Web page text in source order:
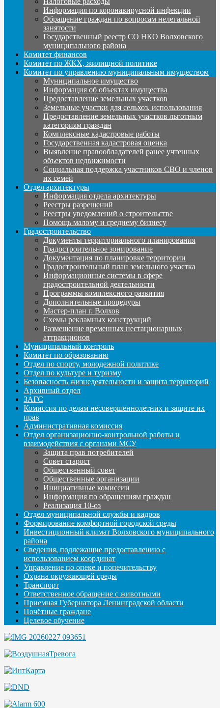
Информация по коронавирусной инфекции
Обращение граждан по вопросам нелегальной
занятости
Государственный реестр СО НКО Волховского
муниципального района
Комитет финансов
Комитет по ЖКХ, жилищной политике
Комитет по управлению муниципальным имуществом
Муниципальное имущество
Информация об объектах имущества
Предоставление земельных участков
Земельные участки для сельхоз. использования
Предоставление земельных участков льготным
категориям граждан
Комплексные кадастровые работы
Государственная кадастровая оценка
Выявление правообладателей ранее учтенных
объектов недвижимости
Социальная поддержка участников СВО и членов
их семей
Отдел архитектуры
Информация отдела архитектуры
Реестры разрешений
Реестры уведомлений о строительстве
Помощь малому и среднему бизнесу
Градостроительство
Документы территориального планирования
Градостроительное зонирование
Документация по планировке территории
Градостроительный план земельного участка
Информационные системы в сфере
градостроительной деятельности
Программы комплексного развития
Дополнительные процедуры
Мастер-план г. Волхов
Схемы рекламных конструкций
Размещение временных нестационарных
аттракционов
Муниципальный контроль
Комитет по образованию
Отдел по спорту, молодежной политике
Отдел по культуре и туризму
Безопасность жизнедеятельности и защита территорий
Архивный отдел
ЗАГС
Комиссия по делам несовершеннолетних и защите их
прав
Административная комиссия
Отдел организационно-контрольной работы и
взаимодействия с органами МСУ
Защита прав потребителей
Совет старост
Общественный совет
Общественные организации
Инициативные комиссии
Информация по обращениям граждан
Реализация 10-оз
Отдел муниципальной службы и кадров
Формирование комфортной городской среды
Инвестиционный климат Волховского муниципального
района
Сведения, подлежащие предоставлению с
использованием координат
Управление по опеке и попечительству
Охрана окружающей среды
Транспорт
Ответственное обращение с животными
Приемная Губернатора Ленинградской области
Почётные граждане
Целевое обучение